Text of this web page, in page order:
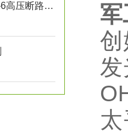
池田屋精品！能源支持PC-6高压断路器技术参数